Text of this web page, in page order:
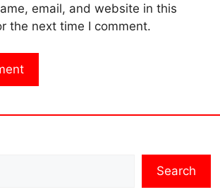
email, and website in this
the next time I comment.
Search